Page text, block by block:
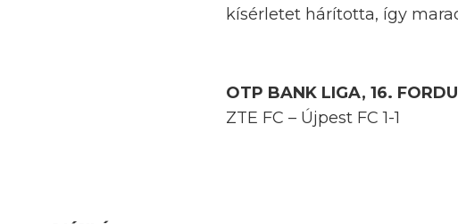
kísérletet hárította, így
OTP BANK LIGA, 16.
ZTE FC – Újpest FC 1-1